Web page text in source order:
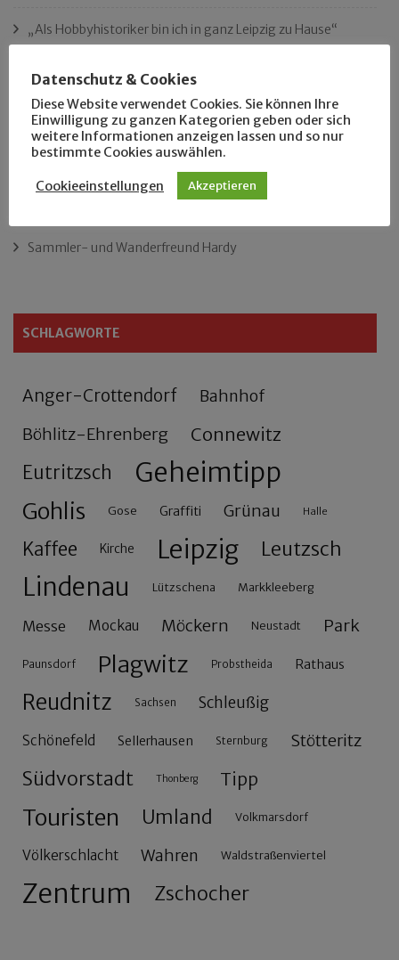
„Als Hobbyhistoriker bin ich in ganz Leipzig zu Hause“
Das neue Eutritzsch-Buch
Der Leipziger Schmiedetag von 1904
Rennfahrer in Schönefeld und Zschocher
Zu Fuß durch Anger-Crottendorf
Sammler- und Wanderfreund Hardy
SCHLAGWORTE
Anger-Crottendorf Bahnhof
Böhlitz-Ehrenberg Connewitz
Eutritzsch Geheimtipp
Gohlis Gose Graffiti Grünau Halle
Kaffee Kirche Leipzig Leutzsch
Lindenau Lützschena Markkleeberg
Messe Mockau Möckern Neustadt Park
Paunsdorf Plagwitz Probstheida Rathaus
Reudnitz Sachsen Schleußig
Schönefeld Sellerhausen Sternburg Stötteritz
Südvorstadt Thonberg Tipp
Touristen Umland Volkmarsdorf
Völkerschlacht Wahren Waldstraßenviertel
Zentrum Zschocher
Datenschutz & Cookies
Diese Website verwendet Cookies. Sie können Ihre
Einwilligung zu ganzen Kategorien geben oder sich
weitere Informationen anzeigen lassen und so nur
bestimmte Cookies auswählen.
Cookieeinstellungen Akzeptieren